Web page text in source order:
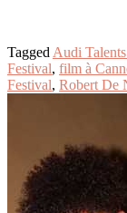
Tagged Audi
Festival, film à
Festival, Robert De